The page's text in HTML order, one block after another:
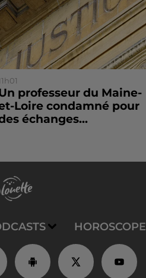
professeur du Maine-
Loire condamné pour
échanges...
HOROSCOPE